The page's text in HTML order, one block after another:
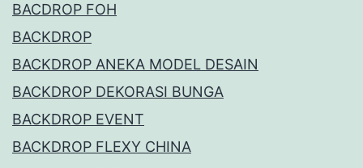
BACDROP FOH
BACKDROP
BACKDROP ANEKA MODEL DESAIN
BACKDROP DEKORASI BUNGA
BACKDROP EVENT
BACKDROP FLEXY CHINA